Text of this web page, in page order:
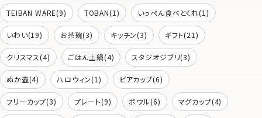
TEIBAN WARE(9) TOBAN(1) いっぺん食べとくれ(1)
いわい(19) お茶碗(3) キッチン(3) ギフト(21)
クリスマス(4) ごはん土鍋(4) スタジオジブリ(3)
ぬか壺(4) ハロウィン(1) ビアカップ(6)
フリーカップ(3) プレート(9) ボウル(6) マグカップ(4)